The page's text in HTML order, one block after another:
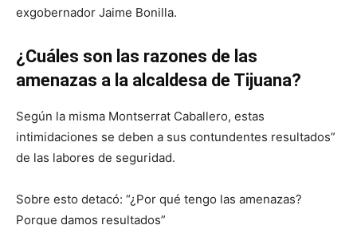
exgobernador Jaime Bonilla.
¿Cuáles son las razones de las
amenazas a la alcaldesa de Tijuana?
Según la misma Montserrat Caballero, estas
intimidaciones se deben a sus contundentes resultados”
de las labores de seguridad.
Sobre esto detacó: “¿Por qué tengo las amenazas?
Porque damos resultados”